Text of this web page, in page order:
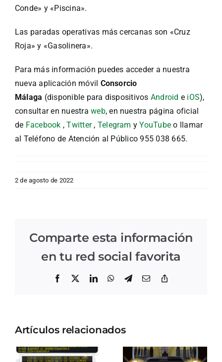
Conde» y «Piscina».
Las paradas operativas más cercanas son «Cruz
Roja» y «Gasolinera».
Para más información puedes acceder a nuestra
nueva aplicación móvil Consorcio
Málaga (disponible para dispositivos Android e iOS),
consultar en nuestraweb, en nuestra página oficial
de Facebook ,Twitter, Telegram yYouTube o llamar
al Teléfono de Atención al Público 955 038 665.
2 de agosto de 2022
Comparte esta información
en tu red social favorita
Facebook LinkedInWhatsApp
Telegram
Correo
Artículos relacionados